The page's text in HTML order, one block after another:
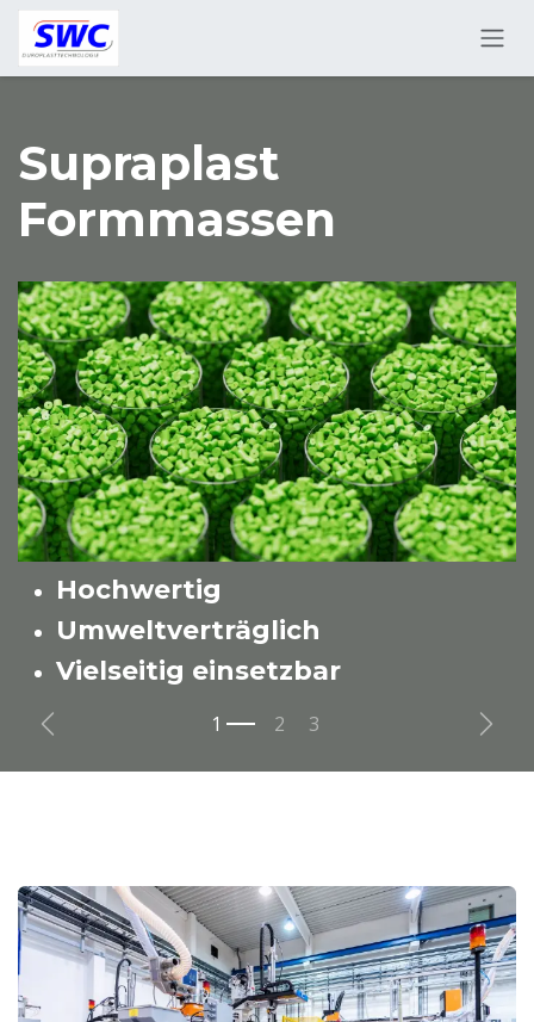
Supraplast
Formmassen
Hochwertig
Umweltverträglich
Vielseitig einsetzbar
Zurück